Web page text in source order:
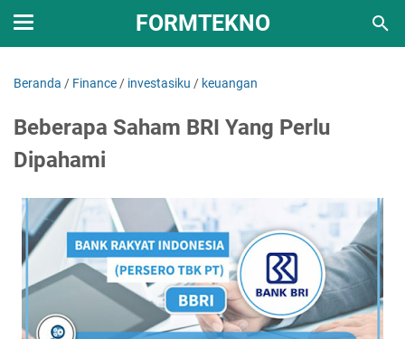
FORMTEKNO
Beranda / Finance / investasiku / keuangan
Beberapa Saham BRI Yang Perlu
Dipahami